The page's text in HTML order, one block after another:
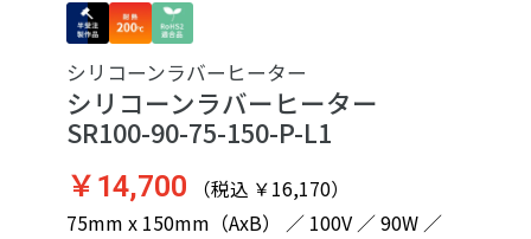
シリコーンラバーヒーター
シリコーンラバーヒーター
SR100-90-75-150-P-L1
￥14,700 （税込 ￥16,170）
75mm x 150mm（AxB） ／ 100V ／ 90W ／